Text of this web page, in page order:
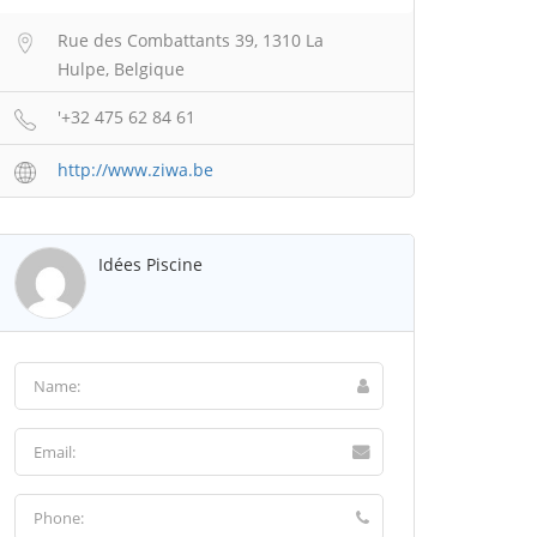
Rue des Combattants 39, 1310 La
Hulpe, Belgique
'+32 475 62 84 61
http://www.ziwa.be
Idées Piscine